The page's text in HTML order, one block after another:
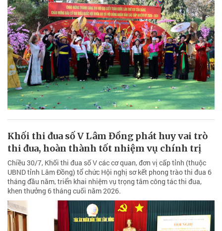
Khối thi đua số V Lâm Đồng phát huy vai trò
thi đua, hoàn thành tốt nhiệm vụ chính trị
Chiều 30/7, Khối thi đua số V các cơ quan, đơn vị cấp tỉnh (thuộc
UBND tỉnh Lâm Đồng) tổ chức Hội nghị sơ kết phong trào thi đua 6
tháng đầu năm, triển khai nhiệm vụ trọng tâm công tác thi đua,
khen thưởng 6 tháng cuối năm 2026.